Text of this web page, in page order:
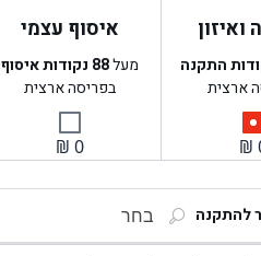
התקנה
ארצית
₪
איסוף עצמי
מעל88 נקודות איסוף
בפריסה ארצית
₪ 0
להתקנה בחר